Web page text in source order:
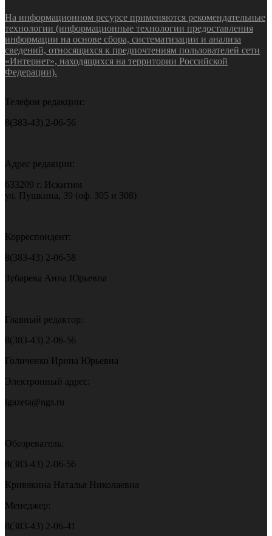
На информационном ресурсе применяются рекомендательные
технологии (информационные технологии предоставления
информации на основе сбора, систематизации и анализа
сведений, относящихся к предпочтениям пользователей сети
«Интернет», находящихся на территории Российской
Федерации).
Телефон редакции:
8(383-43) 2-06-56
Адрес редакции:
633209 г. Искитим
ул. Пушкина, 39 (оф. 305 и 308)
Корреспондент:
8(383-43) 2-06-58
Зубарева Анна Юрьевна
Главный редактор:
8(383-43) 2-06-56
Голиченко Ирина Юрьевна
Электронный адрес:
igazeta@ngs.ru
Обозреватель:
8(383-43) 2-06-56
Кривякина Наталья Николаевна
Менеджер:
8(383-43) 2-06-41